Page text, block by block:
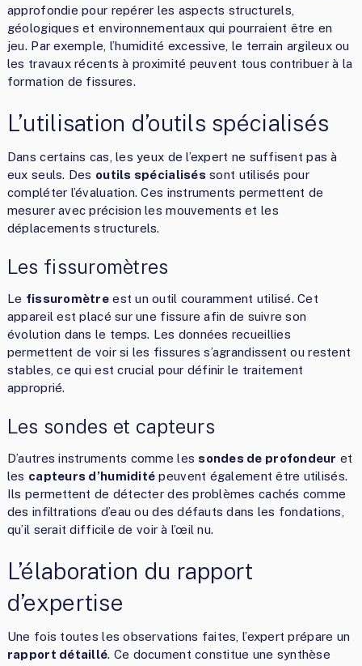
approfondie pour repérer les aspects structurels,
géologiques et environnementaux qui pourraient être en
jeu. Par exemple, l’humidité excessive, le terrain argileux ou
les travaux récents à proximité peuvent tous contribuer à la
formation de fissures.
L’utilisation d’outils spécialisés
Dans certains cas, les yeux de l’expert ne suffisent pas à
eux seuls. Des outils spécialisés sont utilisés pour
compléter l’évaluation. Ces instruments permettent de
mesurer avec précision les mouvements et les
déplacements structurels.
Les fissuromètres
Le fissuromètre est un outil couramment utilisé. Cet
appareil est placé sur une fissure afin de suivre son
évolution dans le temps. Les données recueillies
permettent de voir si les fissures s’agrandissent ou restent
stables, ce qui est crucial pour définir le traitement
approprié.
Les sondes et capteurs
D’autres instruments comme les sondes de profondeur et
les capteurs d’humidité peuvent également être utilisés.
Ils permettent de détecter des problèmes cachés comme
des infiltrations d’eau ou des défauts dans les fondations,
qu’il serait difficile de voir à l’œil nu.
L’élaboration du rapport
d’expertise
Une fois toutes les observations faites, l’expert prépare un
rapport détaillé. Ce document constitue une synthèse